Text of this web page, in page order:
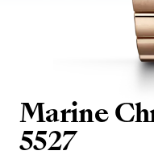
Marine
5527